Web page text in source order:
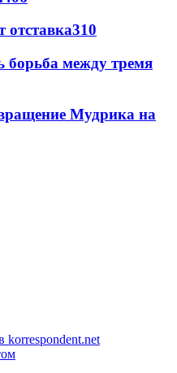
310
борьба между тремя
Мудрика на
korrespondent.net